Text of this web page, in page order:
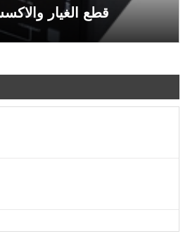
قطع الغيار